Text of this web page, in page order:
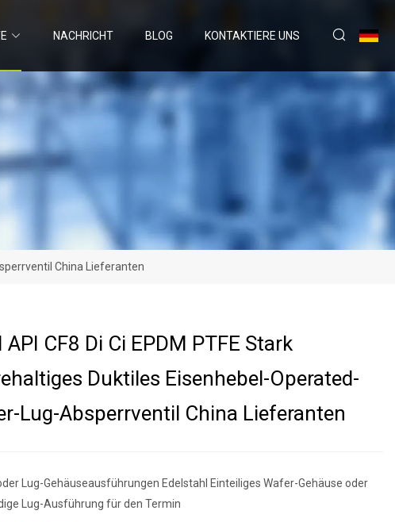
NACHRICHT BLOG KONTAKTIERE UNS
China Lieferanten
API CF8 Di Ci EPDM PTFE Stark
Duktiles Eisenhebel-Operated-
Lug-Absperrventil China Lieferanten
Lug-Gehäuseausführungen Edelstahl Einteiliges Wafer-Gehäuse oder
Lug-Ausführung für den Termin